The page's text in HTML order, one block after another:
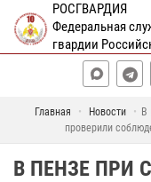
РОСГВАРДИЯ
Федеральная
гвардии
Главная Новости
В
проверили
В ПЕНЗЕ ПРИ